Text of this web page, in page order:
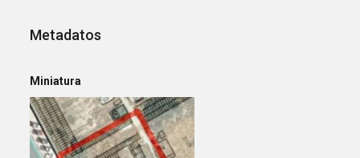
Metadatos
Miniatura